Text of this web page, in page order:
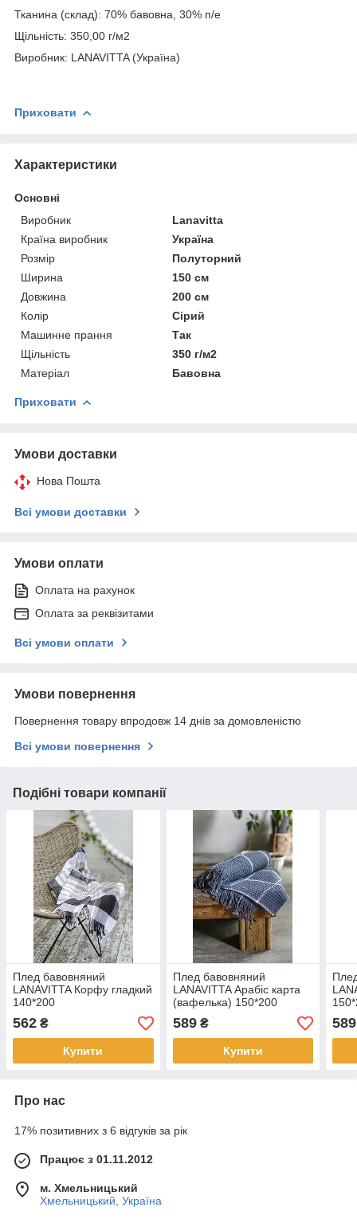
Тканина (склад): 70% бавовна, 30% п/е
Щільність: 350,00 г/м2
Виробник: LANAVITTA (Україна)
Приховати
Характеристики
Основні
Виробник
Lanavitta
Країна виробник
Україна
Розмір
Полуторний
Ширина
150 см
Довжина
200 см
Колір
Сірий
Машинне прання
Так
Щільність
350 г/м2
Матеріал
Бавовна
Приховати
Умови доставки
Нова Пошта
Всі умови доставки
Умови оплати
Оплата на рахунок
Оплата за реквізитами
Всі умови оплати
Умови повернення
Повернення товару впродовж 14 днів за домовленістю
Всі умови повернення
Подібні товари компанії
Плед бавовняний
LANAVITTA Корфу гладкий
140*200
562 ₴
Купити
Плед бавовняний
LANAVITTA Арабіс карта
(вафелька) 150*200
589₴
Купити
589
Про нас
17% позитивних з 6 відгуків за рік
Працює з 01.11.2012
м. Хмельницький
Хмельницький, Україна